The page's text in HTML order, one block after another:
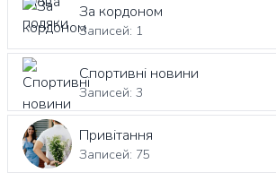
За кордоном
Записей: 1
Спортивні новини
Записей: 3
Привітання
Записей: 75